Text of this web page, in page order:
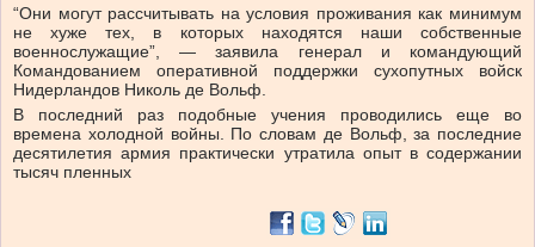
“Они могут рассчитывать на условия проживания как минимум
не хуже тех, в которых находятся наши собственные
военнослужащие”, — заявила генерал и командующий
Командованием оперативной поддержки сухопутных войск
Нидерландов Николь де Вольф.
В последний раз подобные учения проводились еще во
времена холодной войны. По словам де Вольф, за последние
десятилетия армия практически утратила опыт в содержании
тысяч пленных